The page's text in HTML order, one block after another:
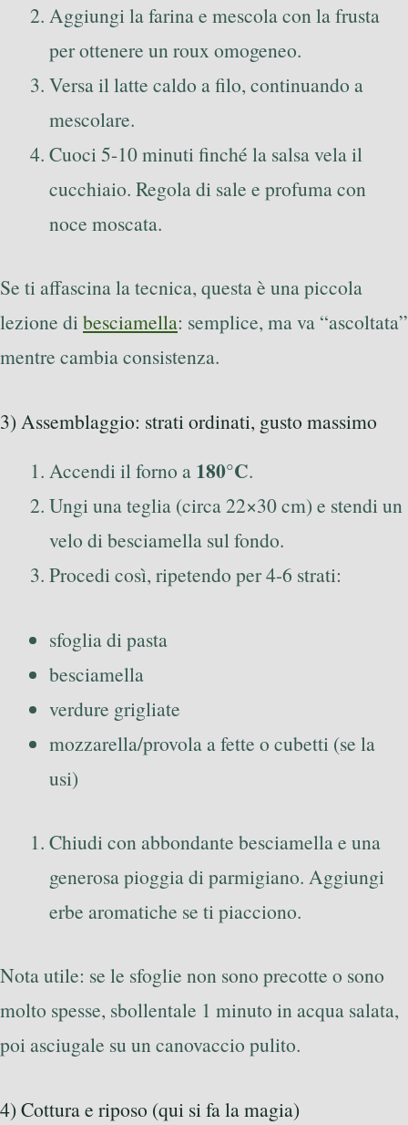
Aggiungi la farina e mescola con la frusta
per ottenere un roux omogeneo.
Versa il latte caldo a filo, continuando a
mescolare.
Cuoci 5-10 minuti finché la salsa vela il
cucchiaio. Regola di sale e profuma con
noce moscata.
Se ti affascina la tecnica, questa è una piccola
lezione dibesciamella: semplice, ma va “ascoltata”
mentre cambia consistenza.
3) Assemblaggio: strati ordinati, gusto massimo
Accendi il forno a 180°C.
Ungi una teglia (circa 22×30 cm) e stendi un
velo di besciamella sul fondo.
Procedi così, ripetendo per 4-6 strati:
sfoglia di pasta
besciamella
verdure grigliate
mozzarella/provola a fette o cubetti (se la
usi)
Chiudi con abbondante besciamella e una
generosa pioggia di parmigiano. Aggiungi
erbe aromatiche se ti piacciono.
Nota utile: se le sfoglie non sono precotte o sono
molto spesse, sbollentale 1 minuto in acqua salata,
poi asciugale su un canovaccio pulito.
4) Cottura e riposo (qui si fa la magia)